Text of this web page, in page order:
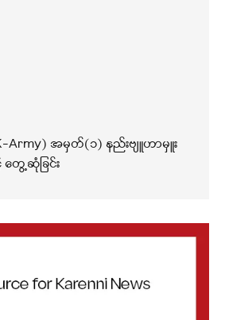
အမှတ်(၁) နည်းဗျူဟာမှူး
ေ့ဆုံခြင်း